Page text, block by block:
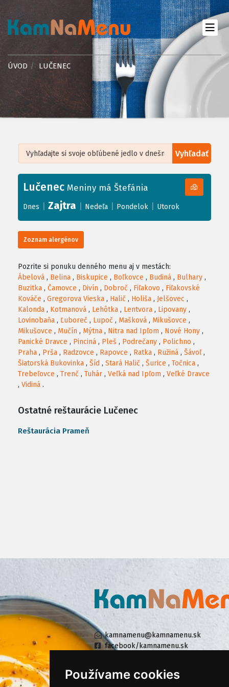
Používame cookies
ÚVOD LUČENEC
Vyhľadať
+
−
Leaflet| ©OpenStreetMap, Tiles courtesy ofHumanitarian OpenStreetMap
Lučenec Meniny má Štefánia
Dnes Zajtra Nedeľa Pondelok Utorok
Zoznam alergénov
Pozrite si ponuku denného menu aj v mestách:
Ábelová , Belina , Biskupice , Boľkovce , Budiná , Bulhary ,
Buzitka , Čamovce , Divín , Dobroč , Fiľakovo , Fiľakovské
Kováče , Gregorova Vieska , Halič , Holiša , Jelšovec ,
Kalonda , Kotmanová , Lehôtka , Lentvora , Lipovany ,
Lovinobaňa , Ľuboreč , Lupoč , Mašková , Mikušovce ,
Mikušovce , Mučín , Mýtna , Nitra nad Ipľom , Nové Hony ,
Panické Dravce , Pinciná , Pleš , Podrečany , Polichno ,
Praha , Prša , Radzovce , Rapovce , Ratka , Ružiná , Šávoľ,
Šiatorská Bukovinka , Šíd , Stará Halič , Šurice , Točnica ,
Trebeľovce , Trenč , Tuhár , Veľká nad Ipľom , Veľké Dravce
, Vidiná .
Ostatné reštaurácie Lučenec
Reštaurácia Prameň
kamnamenu@kamnamenu.sk
facebook/kamnamenu.sk